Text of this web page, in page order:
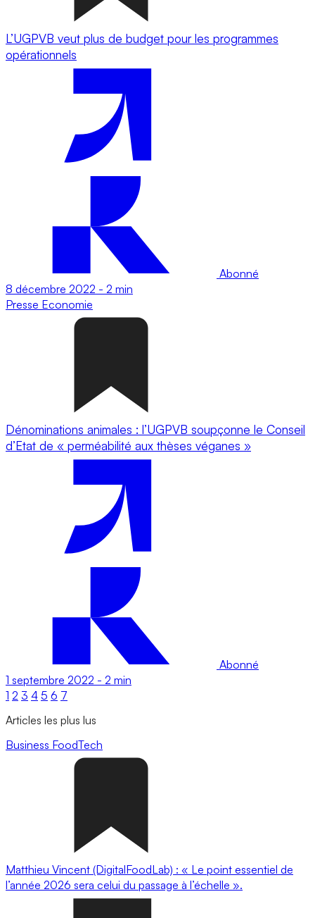
L’UGPVB veut plus de budget pour les programmes
opérationnels
Abonné
8 décembre 2022 - 2 min
Presse Economie
Dénominations animales : l’UGPVB soupçonne le Conseil
d’Etat de « perméabilité aux thèses véganes »
Abonné
1 septembre 2022 - 2 min
1 2 3 4 5 6 7
Articles les plus lus
Business FoodTech
Matthieu Vincent (DigitalFoodLab) : « Le point essentiel de
l’année 2026 sera celui du passage à l’échelle ».